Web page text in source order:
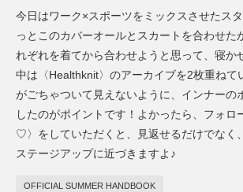
今日はワーク×スポーツをミックスさせたス
っとこのカバーオールとスカートを合わせた
れぞれを着てから合わせようと思って、寝か
中は〈Healthknit〉のアーカイブを2枚重ねて
がごちゃついて見えないように、インナーの
したのがポイントです！よかったら、フォロ
♡〉をしていただくと、見返せるだけでなく
ステージアップに近づきますよ♪
OFFICIAL SUMMER HANDBOOK